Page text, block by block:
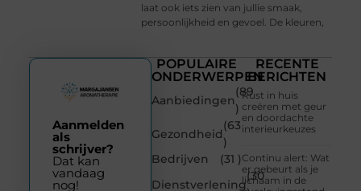
laat ook iets zien van jullie smaak,
persoonlijkheid en gevoel. De kleuren,
POPULAIRE
ONDERWERPEN
Aanbiedingen
(89
)
Gezondheid
(63
)
Bedrijven
(31 )
Dienstverlening
(30
RECENTE
BERICHTEN
Rust in huis
creëren met geur
en doordachte
interieurkeuzes
Continu alert: Wat
er gebeurt als je
lichaam in de
Aanmelden
als
schrijver?
Dat kan
vandaag
nog!